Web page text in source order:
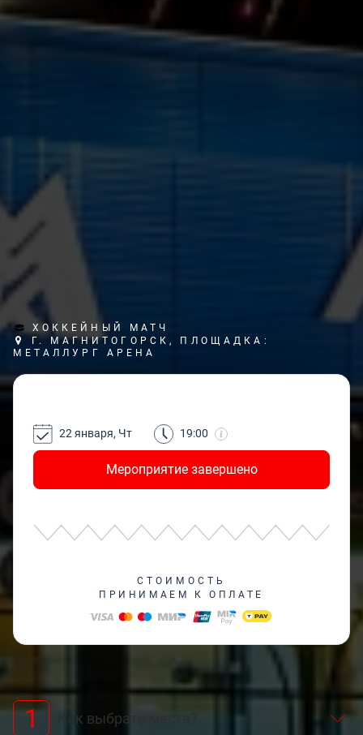
ХОККЕЙНЫЙ МАТЧ
Г. МАГНИТОГОРСК, ПЛОЩАДКА:
МЕТАЛЛУРГ АРЕНА
Мероприятие завершено
22 января, Чт 19:00
СТОИМОСТЬ
ПРИНИМАЕМ К ОПЛАТЕ
1 Как выбрать места?